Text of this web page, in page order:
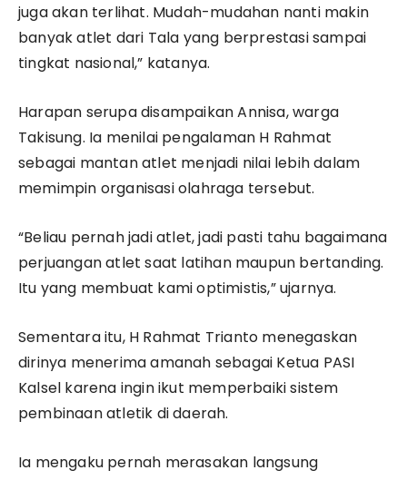
juga akan terlihat. Mudah-mudahan nanti makin
banyak atlet dari Tala yang berprestasi sampai
tingkat nasional,” katanya.
Harapan serupa disampaikan Annisa, warga
Takisung. Ia menilai pengalaman H Rahmat
sebagai mantan atlet menjadi nilai lebih dalam
memimpin organisasi olahraga tersebut.
“Beliau pernah jadi atlet, jadi pasti tahu bagaimana
perjuangan atlet saat latihan maupun bertanding.
Itu yang membuat kami optimistis,” ujarnya.
Sementara itu, H Rahmat Trianto menegaskan
dirinya menerima amanah sebagai Ketua PASI
Kalsel karena ingin ikut memperbaiki sistem
pembinaan atletik di daerah.
Ia mengaku pernah merasakan langsung